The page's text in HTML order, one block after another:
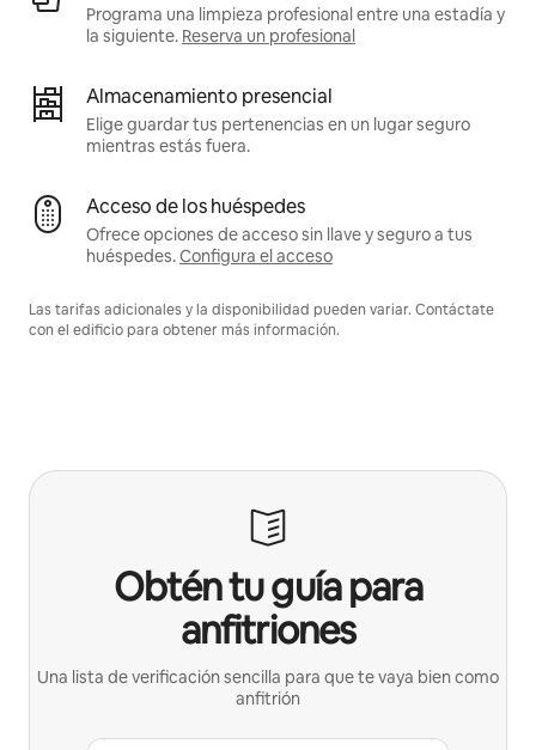
Programa una limpieza profesional entre una estadía y
la siguiente. Reserva un profesional
Almacenamiento presencial
Elige guardar tus pertenencias en un lugar seguro
mientras estás fuera.
Acceso de los huéspedes
Ofrece opciones de acceso sin llave y seguro a tus
huéspedes.Configura el acceso
Las tarifas adicionales y la disponibilidad pueden variar. Contáctate
con el edificio para obtener más información.
Obtén tu guía para
anfitriones
Una lista de verificación sencilla para que te vaya bien como
anfitrión